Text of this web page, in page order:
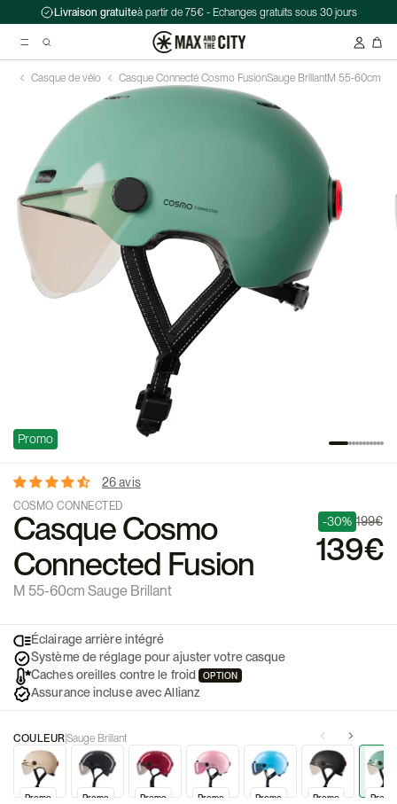
Livraison gratuiteà partir de 75€ - Echanges gratuits sous 30 jours
Recherche suggérées
Antivol chaîne Kryptonite Evolution Series 4 1090 - 90 cm
Casque Abus HUD-Y ACE
Double sacoche Porte-Bagage - Ortlieb - Back-Roller Classic
Casque de vélo Casque Connecté Cosmo FusionSauge BrillantM 55-60cm
Promo
26 avis
COSMO CONNECTED
Casque Cosmo
Connected Fusion
M 55-60cm Sauge Brillant
-30% 199€
139€
Éclairage arrière intégré
Système de réglage pour ajuster votre casque
Caches oreilles contre le froid OPTION
Assurance incluse avec Allianz
COULEURSauge Brillant
Promo Promo Promo Promo Promo Promo Promo